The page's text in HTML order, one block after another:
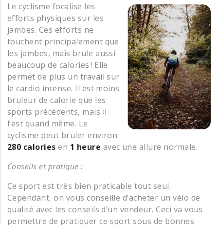
Le cyclisme focalise les
efforts physiques sur les
jambes. Ces efforts ne
touchent principalement que
les jambes, mais brule aussi
beaucoup de calories ! Elle
permet de plus un travail sur
le cardio intense. Il est moins
bruleur de calorie que les
sports précédents, mais il
l’est quand même. Le
cyclisme peut bruler environ
280 calories en 1 heure avec une allure normale.
Conseils et pratique :
Ce sport est très bien praticable tout seul.
Cependant, on vous conseille d’acheter un vélo de
qualité avec les conseils d’un vendeur. Ceci va vous
permettre de pratiquer ce sport sous de bonnes